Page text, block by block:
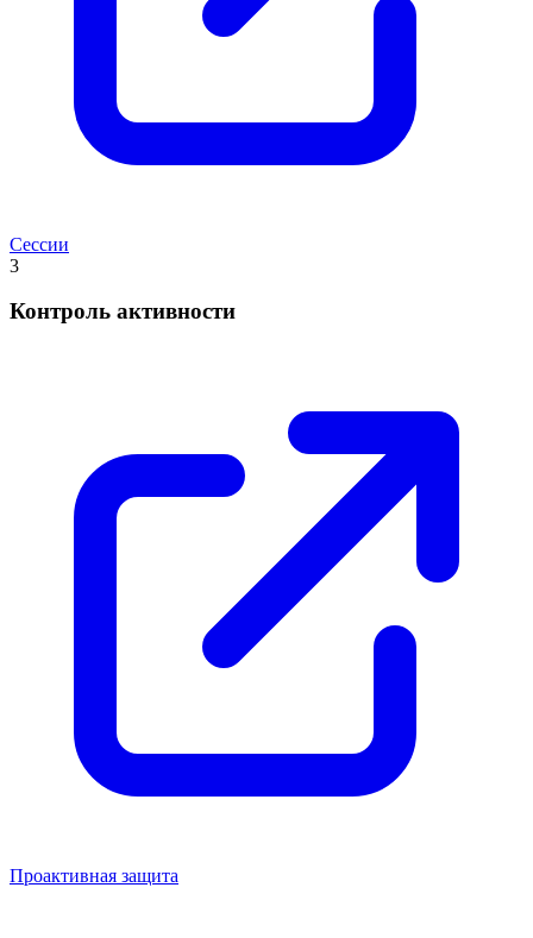
Сессии
3
Контроль активности
Проактивная защита